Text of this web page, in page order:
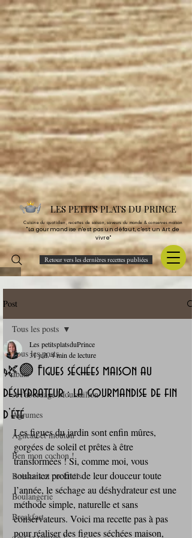
LES PETITS PLATS DU PRINCE
Cuisine du quotidien, recettes de saison, saveurs du monde & conserves maison
"La gourmandise n'est pas un défaut, c'est un Art de
vivre"
Retour vers les dernières recettes publiées
Post
Tous les posts
abats
A l'abordage Moussaillon !
Agrumes
Agneau et mouton
Ben mon cochon !
Boissons et cocktails
Boulangerie
Breakfast
Tous les posts
🌿🟣 Figues séchées maison au
déshydrateur : la gourmandise de fin
d’été
Les petitsplatsduPrince
31 juil.4 min de lecture
Les figues du jardin sont enfin mûres,
gorgées de soleil et prêtes à être
transformées ! Si, comme moi, vous
souhaitez profiter de leur douceur toute
l’année, le séchage au déshydrateur est une
méthode simple, naturelle et sans
conservateurs. Voici ma recette pas à pas
pour réaliser des figues séchées maison,